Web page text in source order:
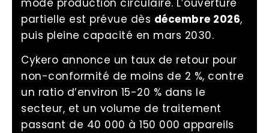
partielle est prévue dès décembre 2026,
puis pleine capacité en mars 2030.
Cykero annonce un taux de retour pour
non-conformité de moins de 2 %, contre
un ratio d’environ 15-20 % dans le
secteur, et un volume de traitement
passant de 40 000 à 150 000 appareils